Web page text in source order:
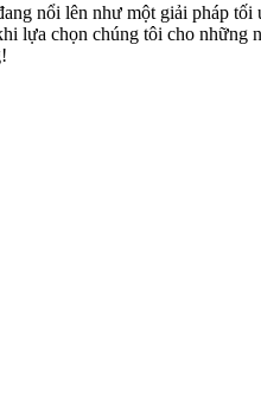
nổi lên như một giải pháp
lựa chọn chúng tôi cho